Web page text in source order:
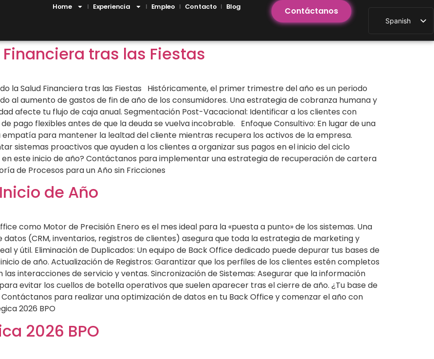
Contáctanos
Spanish
Home Experiencia Empleo Contacto Blog
tras las Fiestas
la Salud Financiera tras las Fiestas Históricamente, el primer trimestre del año es un periodo
al aumento de gastos de fin de año de los consumidores. Una estrategia de cobranza humana y
afecte tu flujo de caja anual. Segmentación Post-Vacacional: Identificar a los clientes con
pago flexibles antes de que la deuda se vuelva incobrable. Enfoque Consultivo: En lugar de una
empatía para mantener la lealtad del cliente mientras recupera los activos de la empresa.
sistemas proactivos que ayuden a los clientes a organizar sus pagos en el inicio del ciclo
este inicio de año? Contáctanos para implementar una estrategia de recuperación de cartera
de Procesos para un Año sin Fricciones
de Año
como Motor de Precisión Enero es el mes ideal para la «puesta a punto» de los sistemas. Una
(CRM, inventarios, registros de clientes) asegura que toda la estrategia de marketing y
y útil. Eliminación de Duplicados: Un equipo de Back Office dedicado puede depurar tus bases de
de año. Actualización de Registros: Garantizar que los perfiles de los clientes estén completos
interacciones de servicio y ventas. Sincronización de Sistemas: Asegurar que la información
evitar los cuellos de botella operativos que suelen aparecer tras el cierre de año. ¿Tu base de
para realizar una optimización de datos en tu Back Office y comenzar el año con
2026 BPO
2026 BPO